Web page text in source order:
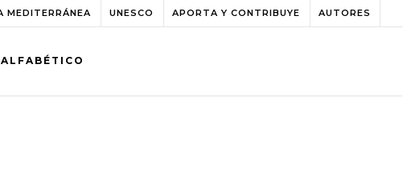
MEDITERRÁNEA UNESCO APORTA Y CONTRIBUYE AUTORES